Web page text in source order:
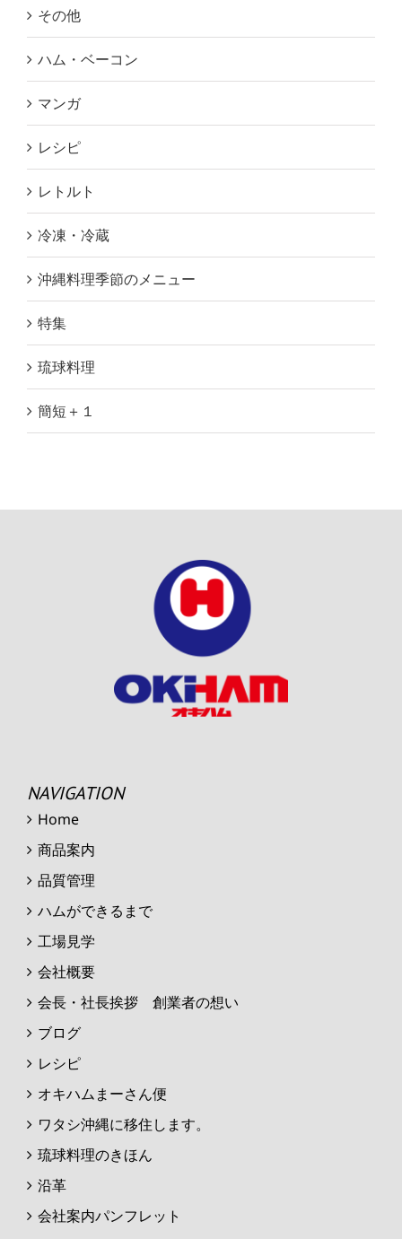
その他
ハム・ベーコン
マンガ
レシピ
レトルト
冷凍・冷蔵
沖縄料理季節のメニュー
特集
琉球料理
簡短＋１
NAVIGATION
Home
商品案内
品質管理
ハムができるまで
工場見学
会社概要
会長・社長挨拶 創業者の想い
ブログ
レシピ
オキハムまーさん便
ワタシ沖縄に移住します。
琉球料理のきほん
沿革
会社案内パンフレット